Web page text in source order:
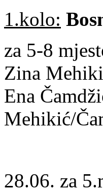
1.kolo:
za 5-8
Zina
Ena
Mehikić/
28.06. za